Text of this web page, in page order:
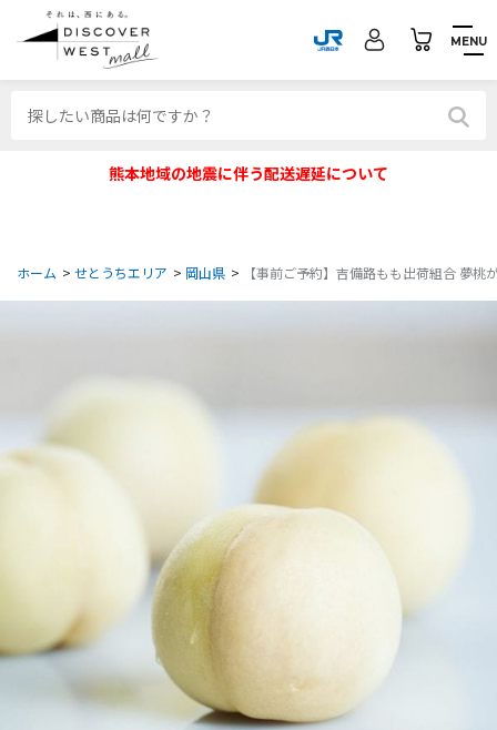
MENU
熊本地域の地震に伴う配送遅延について
ホーム > せとうちエリア > 岡山県 > 【事前ご予約】吉備路もも出荷組合 夢桃